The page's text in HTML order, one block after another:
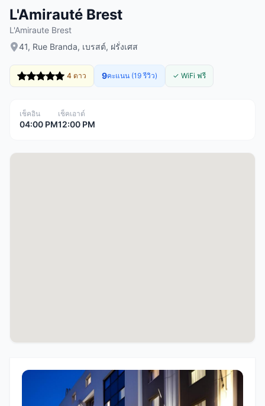
L'Amirauté Brest
L'Amiraute Brest
41, Rue Branda, เบรสต์, ฝรั่งเศส
4 ดาว 9คะแนน (19 รีวิว) ✓ WiFi ฟรี
เช็คอิน
04:00 PM
เช็คเอาต์
12:00 PM